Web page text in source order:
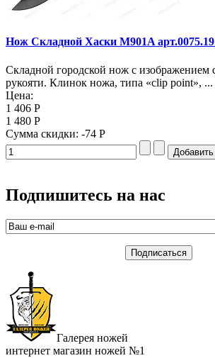
Нож Складной Хаски M901A
Складной городской нож с изображением
рукояти. Клинок ножа, типа «clip point», ...
Цена:
1 406 Р
1 480 Р
Сумма скидки: -74 Р
Подпишитесь на нас
Галерея ножей
интернет магазин ножей №1